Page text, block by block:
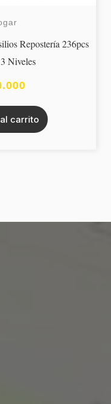
Repostería 236pcs
Niveles
carrito